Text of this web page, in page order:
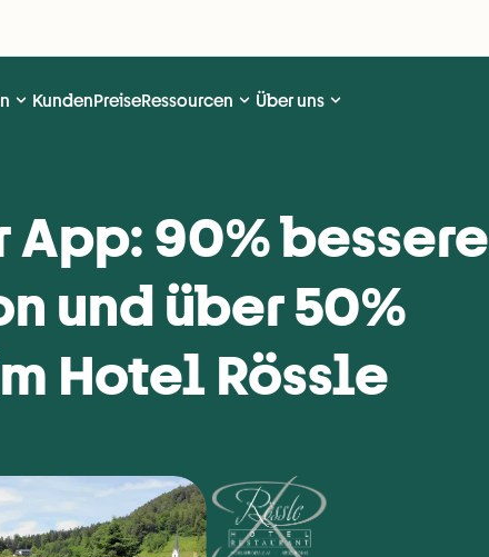
KundenPreiseRessourcen Über uns
App: 90% bessere
und über 50%
Hotel Rössle